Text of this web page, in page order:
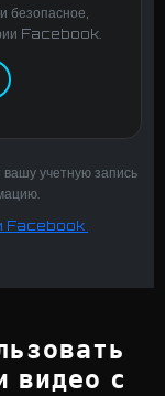
безопасное,
Facebook.
учетную запись
Facebook
видео с